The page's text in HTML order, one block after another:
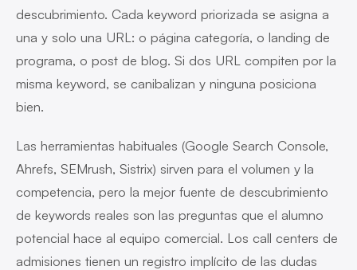
descubrimiento. Cada keyword priorizada se asigna a
una y solo una URL: o página categoría, o landing de
programa, o post de blog. Si dos URL compiten por la
misma keyword, se canibalizan y ninguna posiciona
bien.
Las herramientas habituales (Google Search Console,
Ahrefs, SEMrush, Sistrix) sirven para el volumen y la
competencia, pero la mejor fuente de descubrimiento
de keywords reales son las preguntas que el alumno
potencial hace al equipo comercial. Los call centers de
admisiones tienen un registro implícito de las dudas